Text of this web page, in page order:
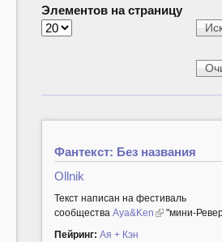
Элементов на страницу
Фантекст: Без названия
Ollnik
Текст написан на фестиваль
сообщества Aya&Ken
"мини-
Пейринг: Ая + Кэн